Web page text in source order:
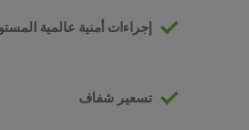
إجراءات أمنية عالمية المستوى
تسعير شفاف